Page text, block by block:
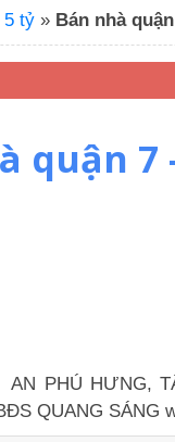
5 tỷ » Bán nhà
quận
PHÚ HƯNG,
QUANG SÁNG